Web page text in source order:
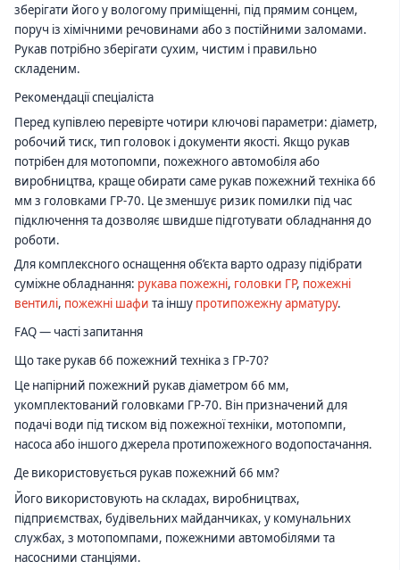
зберігати його у вологому приміщенні, під прямим сонцем,
поруч із хімічними речовинами або з постійними заломами.
Рукав потрібно зберігати сухим, чистим і правильно
складеним.
Рекомендації спеціаліста
Перед купівлею перевірте чотири ключові параметри: діаметр,
робочий тиск, тип головок і документи якості. Якщо рукав
потрібен для мотопомпи, пожежного автомобіля або
виробництва, краще обирати саме рукав пожежний техніка 66
мм з головками ГР-70. Це зменшує ризик помилки під час
підключення та дозволяє швидше підготувати обладнання до
роботи.
Для комплексного оснащення об’єкта варто одразу підібрати
суміжне обладнання: рукава пожежні, головки ГР, пожежні
вентилі, пожежні шафи та іншу протипожежну арматуру.
FAQ — часті запитання
Що таке рукав 66 пожежний техніка з ГР-70?
Це напірний пожежний рукав діаметром 66 мм,
укомплектований головками ГР-70. Він призначений для
подачі води під тиском від пожежної техніки, мотопомпи,
насоса або іншого джерела протипожежного водопостачання.
Де використовується рукав пожежний 66 мм?
Його використовують на складах, виробництвах,
підприємствах, будівельних майданчиках, у комунальних
службах, з мотопомпами, пожежними автомобілями та
насосними станціями.